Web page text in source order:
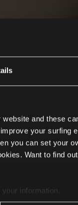
and these
your surfing
you can set your
Want to find
information.